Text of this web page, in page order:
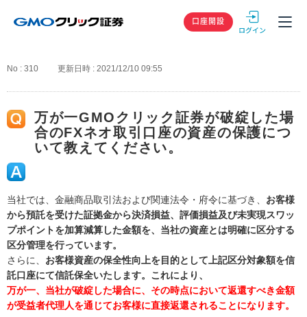
GMOクリック
口座開設
No : 310 更新日時 : 2021/12/10 09:55
万が一GMOクリック証券が破綻した場
合のFXネオ取引口座の資産の保護につ
いて教えてください。
当社では、金融商品取引法および関連法令・府令に基づき、 お客様
から預託を受けた証拠金から決済損益、評価損益及び未実現スワッ
プポイントを加算減算した金額を、当社の資産とは明確に区分する
区分管理を行っています。
さらに、 お客様資産の保全性向上を目的として上記区分対象額を信
託口座にて信託保全いたします。これにより、
万が一、当社が破綻した場合に、その時点において返還すべき金額
が受益者代理人を通じてお客様に直接返還されることになります。